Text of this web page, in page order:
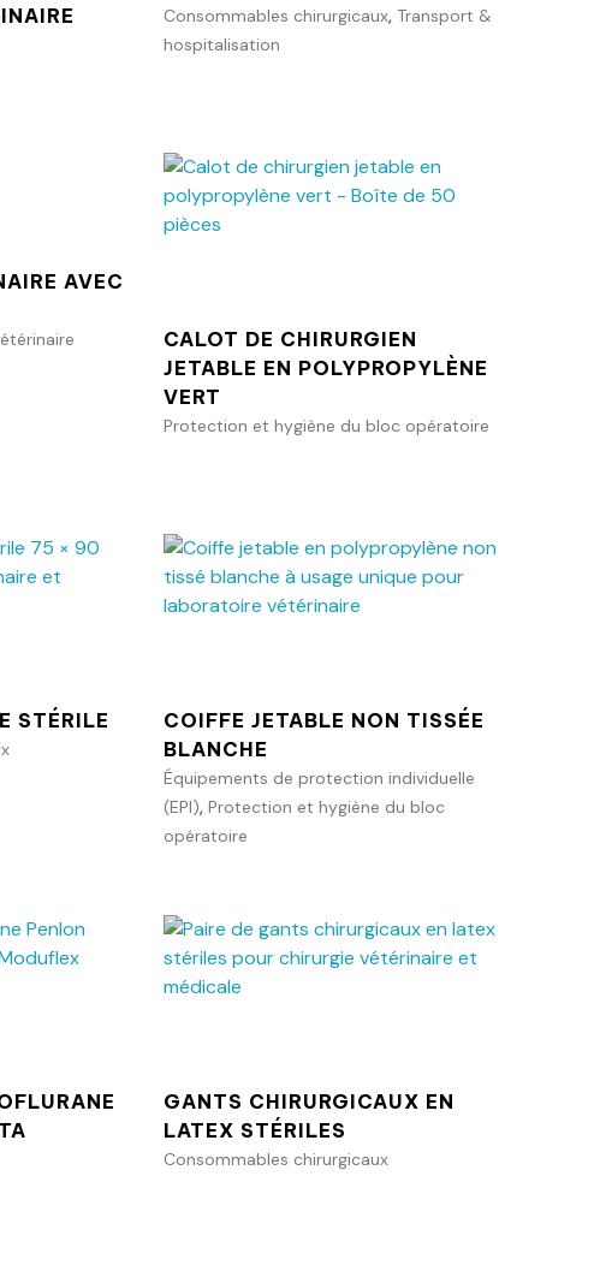
Consommables chirurgicaux, Transport &
hospitalisation
AVEC
CALOT DE CHIRURGIEN
JETABLE EN POLYPROPYLÈNE
VERT
Protection et hygiène du bloc opératoire
STÉRILE
COIFFE JETABLE NON TISSÉE
BLANCHE
Équipements de protection individuelle
(EPI), Protection et hygiène du bloc
opératoire
Ajouter au panier
GANTS CHIRURGICAUX EN
LATEX STÉRILES
Consommables chirurgicaux